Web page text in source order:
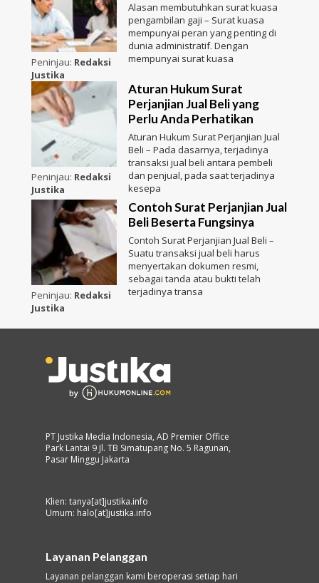
Peninjau: Redaksi
Justika
Alasan membutuhkan surat kuasa
pengambilan gaji – Surat kuasa
mempunyai peran yang penting di
dunia administratif. Dengan
mempunyai surat kuasa
Peninjau: Redaksi
Justika
Aturan Hukum Surat
Perjanjian Jual Beli yang
Perlu Anda Perhatikan
Aturan Hukum Surat Perjanjian Jual
Beli – Pada dasarnya, terjadinya
transaksi jual beli antara pembeli
dan penjual, pada saat terjadinya
kesepa
Peninjau: Redaksi
Justika
Contoh Surat Perjanjian Jual
Beli Beserta Fungsinya
Contoh Surat Perjanjian Jual Beli –
Suatu transaksi jual beli harus
menyertakan dokumen resmi,
sebagai tanda atau bukti telah
terjadinya transa
PT Justika Media Indonesia, AD Premier Office
Park Lantai 9 Jl. TB Simatupang No. 5 Ragunan,
Pasar Minggu Jakarta
Klien: tanya[at]justika.info
Umum: halo[at]justika.info
Layanan Pelanggan
Layanan pelanggan kami beroperasi setiap hari